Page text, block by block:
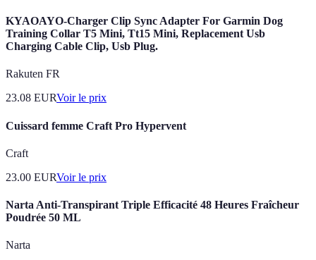
KYAOAYO-Charger Clip Sync Adapter For Garmin Dog
Training Collar T5 Mini, Tt15 Mini, Replacement Usb
Charging Cable Clip, Usb Plug.
Rakuten FR
23.08 EURVoir le prix
Cuissard femme Craft Pro Hypervent
Craft
23.00 EURVoir le prix
Narta Anti-Transpirant Triple Efficacité 48 Heures Fraîcheur
Poudrée 50 ML
Narta